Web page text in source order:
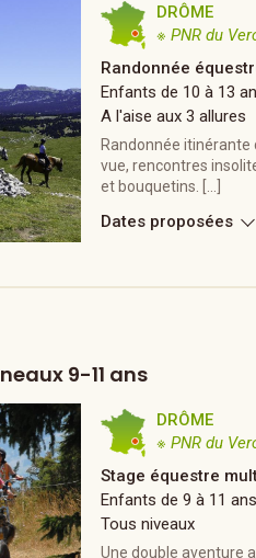
DRÔME
※ PNR du
Randonnée
Enfants de 10 à 13
A l'aise aux 3 allures
Randonnée itinérante
vue, rencontres
et bouquetins. […]
Dates proposées
9-11 ans
DRÔME
※ PNR du
Stage équestre
Enfants de 9 à 11 ans
Tous niveaux
Une double aventure